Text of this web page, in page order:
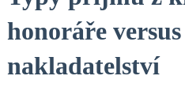
honoráře
nakladatelství